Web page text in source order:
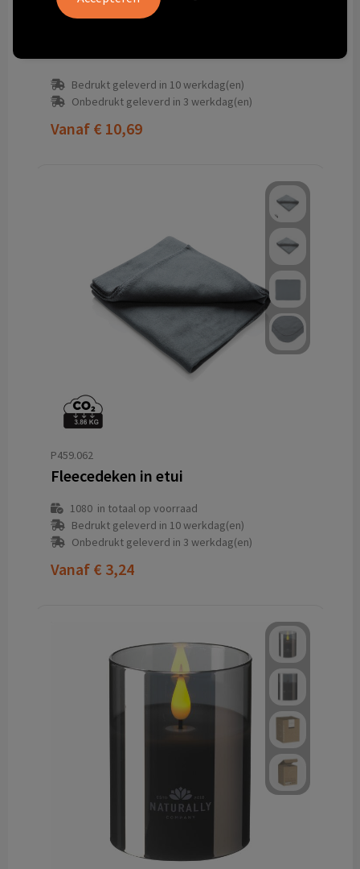
Bedrukt geleverd in 10 werkdag(en)
Onbedrukt geleverd in 3 werkdag(en)
Vanaf € 10,69
P459.062
Fleecedeken in etui
1080in totaal op voorraad
Bedrukt geleverd in 10 werkdag(en)
Onbedrukt geleverd in 3 werkdag(en)
Vanaf € 3,24